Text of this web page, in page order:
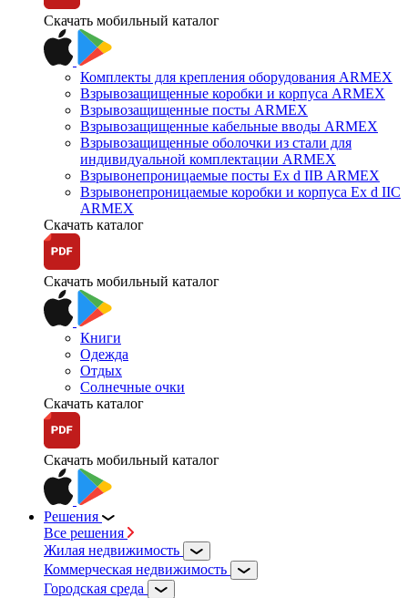
Скачать мобильный каталог
Комплекты для крепления оборудования ARMEX
Взрывозащищенные коробки и корпуса ARMEX
Взрывозащищенные посты ARMEX
Взрывозащищенные кабельные вводы ARMEX
Взрывозащищенные оболочки из стали для
индивидуальной комплектации ARMEX
Взрывонепроницаемые посты Ex d IIB ARMEX
Взрывонепроницаемые коробки и корпуса Ex d IIС
ARMEX
Скачать каталог
Скачать мобильный каталог
Книги
Одежда
Отдых
Солнечные очки
Скачать каталог
Скачать мобильный каталог
Решения
Все решения
Жилая недвижимость
Коммерческая недвижимость
Городская среда